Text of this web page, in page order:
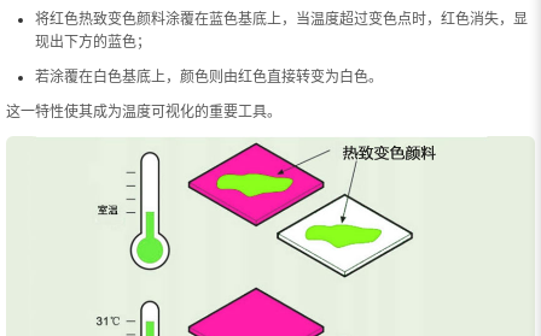
将红色热致变色颜料涂覆在蓝色基底上，当温度超过变色点时，红色消失，显
现出下方的蓝色；
若涂覆在白色基底上，颜色则由红色直接转变为白色。
这一特性使其成为温度可视化的重要工具。